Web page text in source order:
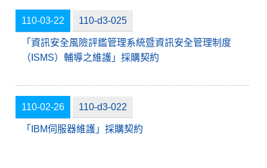
110-03-22
「資訊安全風險評鑑管理系統暨資訊安全管理制度
（ISMS）輔導之維護」採購契約
110-d3-025
110-02-26
「IBM伺服器維護」採購契約
110-d3-022